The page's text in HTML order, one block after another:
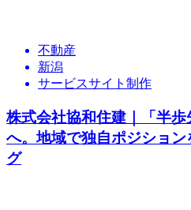
不動産
新潟
サービスサイト制作
株式会社協和住建｜「半歩
へ。地域で独自ポジショ
グ